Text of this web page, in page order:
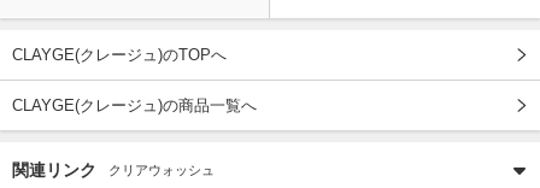
CLAYGE(クレージュ)のTOPへ
CLAYGE(クレージュ)の商品一覧へ
関連リンク クリアウォッシュ